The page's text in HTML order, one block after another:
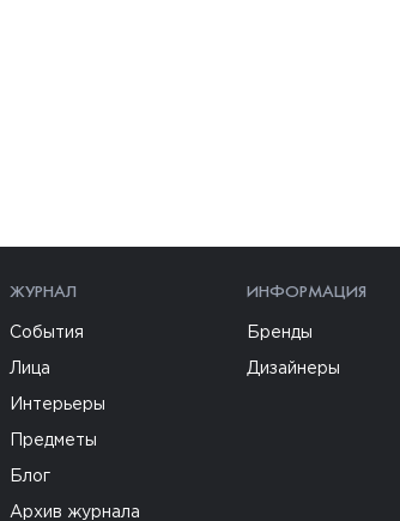
ЖУРНАЛ
События
Лица
Интерьеры
Предметы
Блог
Архив журнала
ИНФОРМАЦИЯ
Бренды
Дизайнеры